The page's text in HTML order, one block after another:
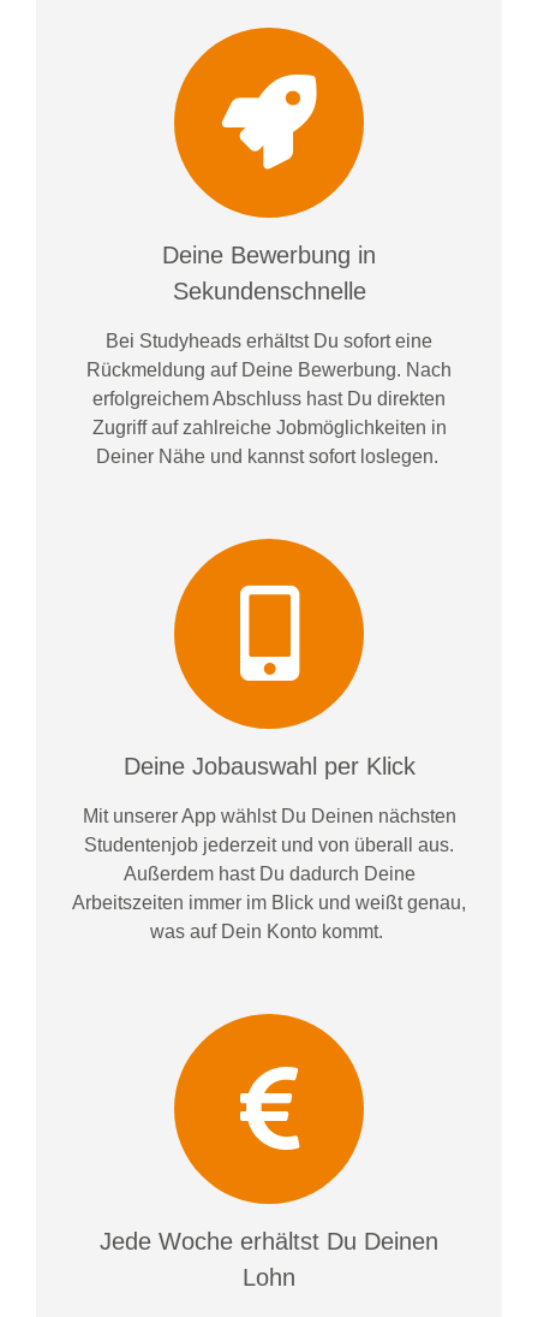
Deine Bewerbung in
Sekundenschnelle
Bei Studyheads erhältst Du sofort eine
Rückmeldung auf Deine Bewerbung. Nach
erfolgreichem Abschluss hast Du direkten
Zugriff auf zahlreiche Jobmöglichkeiten in
Deiner Nähe und kannst sofort loslegen.
Deine Jobauswahl per Klick
Mit unserer App wählst Du Deinen nächsten
Studentenjob jederzeit und von überall aus.
Außerdem hast Du dadurch Deine
Arbeitszeiten immer im Blick und weißtgenau,
was auf Dein Konto kommt.
Jede Woche erhältst Du Deinen
Lohn